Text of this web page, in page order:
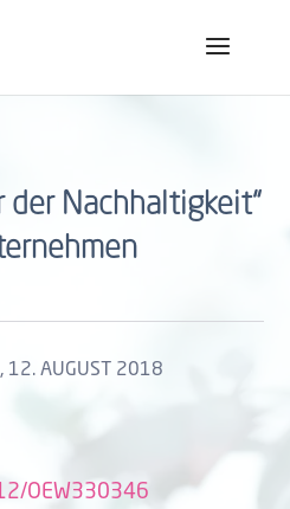
der Nachhaltigkeit“
, 12. AUGUST 2018
OEW330346